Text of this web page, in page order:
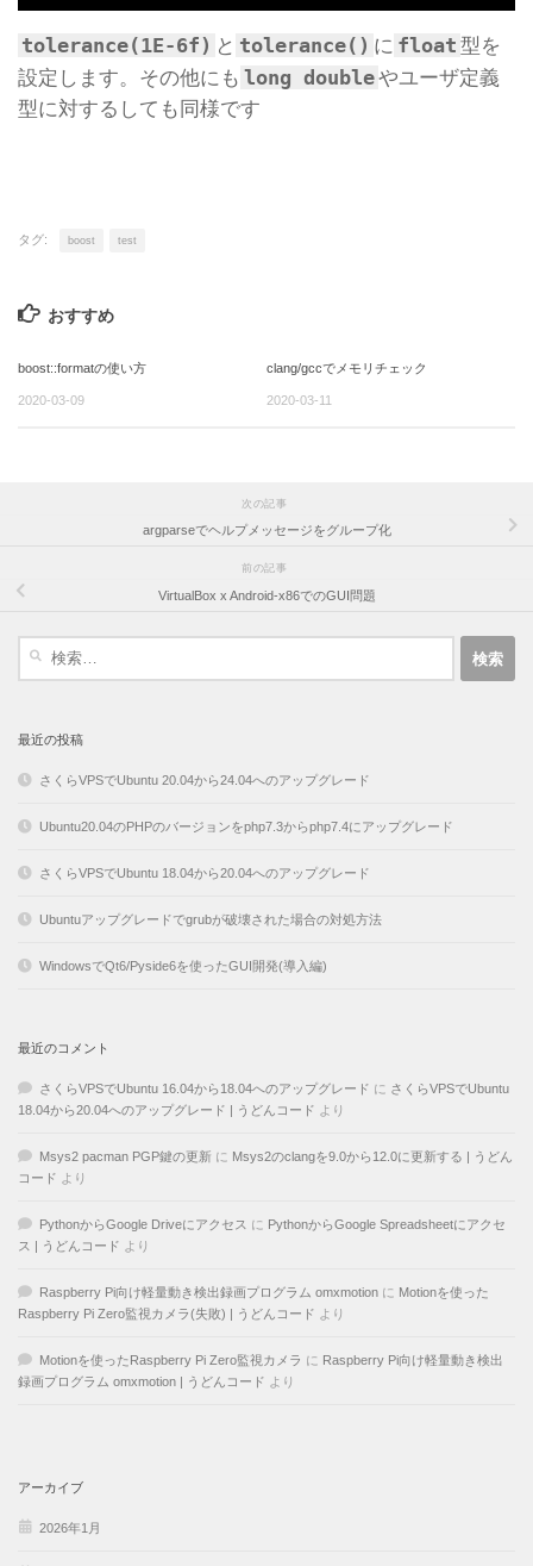
tolerance(1E-6f) と tolerance() に float 型を
設定します。その他にも long doubleやユーザ定義
型に対するしても同様です
タグ: boost test
おすすめ
boost::formatの使い方
2020-03-09
clang/gccでメモリチェック
2020-03-11
次の記事
argparseでヘルプメッセージをグループ化
前の記事
VirtualBox x Android-x86でのGUI問題
最近の投稿
さくらVPSでUbuntu 20.04から24.04へのアップグレード
Ubuntu20.04のPHPのバージョンをphp7.3からphp7.4にアップグレード
さくらVPSでUbuntu 18.04から20.04へのアップグレード
Ubuntuアップグレードでgrubが破壊された場合の対処方法
WindowsでQt6/Pyside6を使ったGUI開発(導入編)
最近のコメント
さくらVPSでUbuntu 16.04から18.04へのアップグレード に さくらVPSでUbuntu
18.04から20.04へのアップグレード | うどんコード より
Msys2 pacman PGP鍵の更新 に Msys2のclangを9.0から12.0に更新する | うどん
コード より
PythonからGoogle Driveにアクセス に PythonからGoogle Spreadsheetにアクセ
ス | うどんコード より
Raspberry Pi向け軽量動き検出録画プログラム omxmotion に Motionを使った
Raspberry Pi Zero監視カメラ(失敗) | うどんコード より
Motionを使ったRaspberry Pi Zero監視カメラ に Raspberry Pi向け軽量動き検出
録画プログラム omxmotion | うどんコード より
アーカイブ
2026年1月